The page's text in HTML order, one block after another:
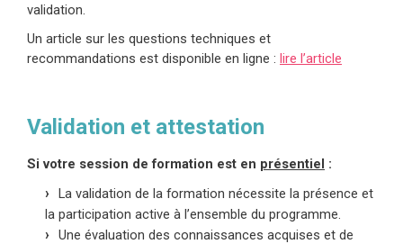
validation.
Un article sur les questions techniques et
recommandations est disponible en ligne : lire l’article
Validation et attestation
Si votre session de formation est en présentiel :
La validation de la formation nécessite la présence et
la participation active à l’ensemble du programme.
Une évaluation des connaissances acquises et de